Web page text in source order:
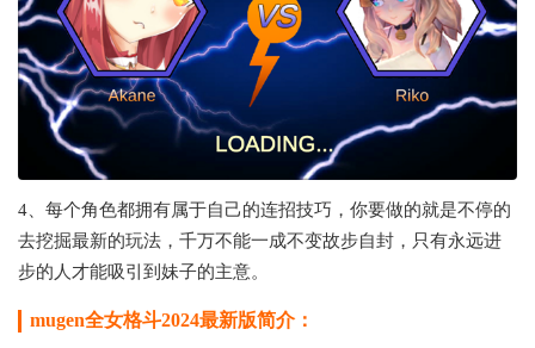
4、每个角色都拥有属于自己的连招技巧，你要做的就是不停的
去挖掘最新的玩法，千万不能一成不变故步自封，只有永远进
步的人才能吸引到妹子的主意。
mugen全女格斗2024最新版简介：